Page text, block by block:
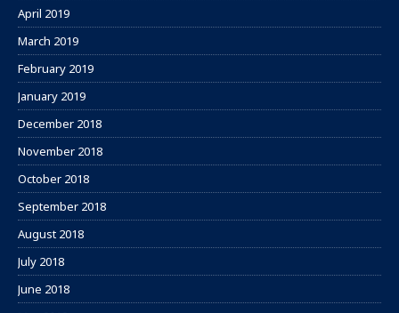
April 2019
March 2019
February 2019
January 2019
December 2018
November 2018
October 2018
September 2018
August 2018
July 2018
June 2018